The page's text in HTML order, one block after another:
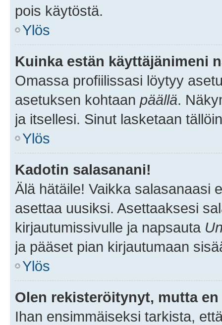
pois käytöstä.
Ylös
Kuinka estän käyttäjänimeni
Omassa profiilissasi löytyy
asetuksen kohtaan päällä.
ja itsellesi. Sinut lasketaan
Ylös
Kadotin salasanani!
Älä hätäile! Vaikka salasanaasi
asettaa uusiksi. Asettaaksesi
kirjautumissivulle ja napsauta
ja pääset pian kirjautumaan
Ylös
Olen rekisteröitynyt, mutta
Ihan ensimmäiseksi tarkista,